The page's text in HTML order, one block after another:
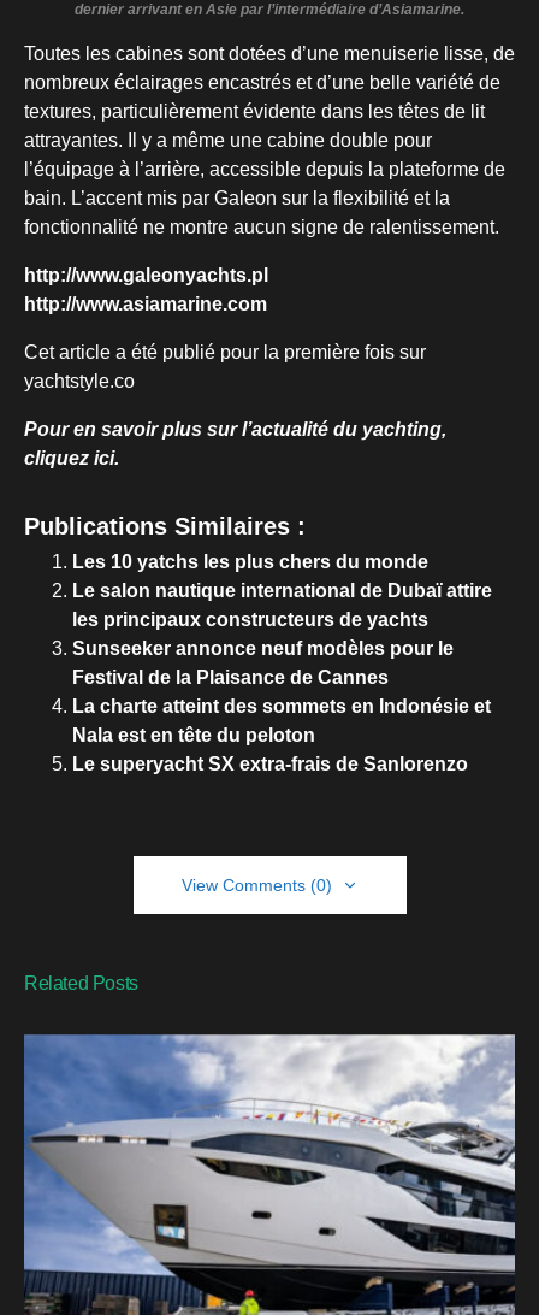
dernier arrivant en Asie par l’intermédiaire d’Asiamarine.
Toutes les cabines sont dotées d’une menuiserie lisse, de
nombreux éclairages encastrés et d’une belle variété de
textures, particulièrement évidente dans les têtes de lit
attrayantes. Il y a même une cabine double pour
l’équipage à l’arrière, accessible depuis la plateforme de
bain. L’accent mis par Galeon sur la flexibilité et la
fonctionnalité ne montre aucun signe de ralentissement.
http://www.galeonyachts.pl
http://www.asiamarine.com
Cet article a été publié pour la première fois sur
yachtstyle.co
Pour en savoir plus sur l’actualité du yachting,
cliquez ici.
Publications Similaires :
Les 10 yatchs les plus chers du monde
Le salon nautique international de Dubaï attire
les principaux constructeurs de yachts
Sunseeker annonce neuf modèles pour le
Festival de la Plaisance de Cannes
La charte atteint des sommets en Indonésie et
Nala est en tête du peloton
Le superyacht SX extra-frais de Sanlorenzo
View Comments (0)
Related Posts